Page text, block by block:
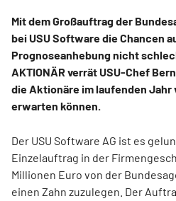
Mit dem Großauftrag der
bei USU Software die Chancen
Prognoseanhebung nicht
AKTIONÄR verrät USU-Chef
die Aktionäre im laufenden Jahr
erwarten können.
Der USU Software AG ist es
Einzelauftrag in der
Millionen Euro von der
einen Zahn zuzulegen. Der